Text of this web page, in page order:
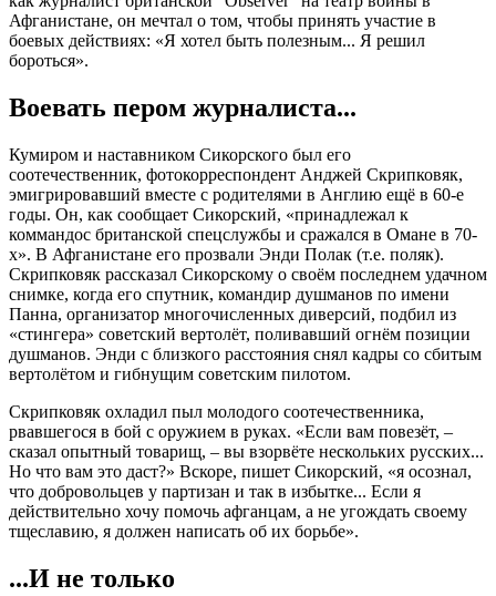
Афганистане, он мечтал о том, чтобы принять участие в
боевых действиях: «Я хотел быть полезным... Я решил
бороться».
Воевать пером журналиста...
Кумиром и наставником Сикорского был его
соотечественник, фотокорреспондент Анджей Скрипковяк,
эмигрировавший вместе с родителями в Англию ещё в 60-е
годы. Он, как сообщает Сикорский, «принадлежал к
коммандос британской спецслужбы и сражался в Омане в 70-
х». В Афганистане его прозвали Энди Полак (т.е. поляк).
Скрипковяк рассказал Сикорскому о своём последнем удачном
снимке, когда его спутник, командир душманов по имени
Панна, организатор многочисленных диверсий, подбил из
«стингера» советский вертолёт, поливавший огнём позиции
душманов. Энди с близкого расстояния снял кадры со сбитым
вертолётом и гибнущим советским пилотом.
Скрипковяк охладил пыл молодого соотечественника,
рвавшегося в бой с оружием в руках. «Если вам повезёт, –
сказал опытный товарищ, – вы взорвёте нескольких русских...
Но что вам это даст?» Вскоре, пишет Сикорский, «я осознал,
что добровольцев у партизан и так в избытке... Если я
действительно хочу помочь афганцам, а не угождать своему
тщеславию, я должен написать об их борьбе».
...И не только